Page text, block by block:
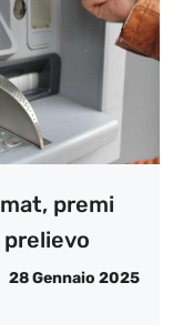
premi
28 Gennaio 2025